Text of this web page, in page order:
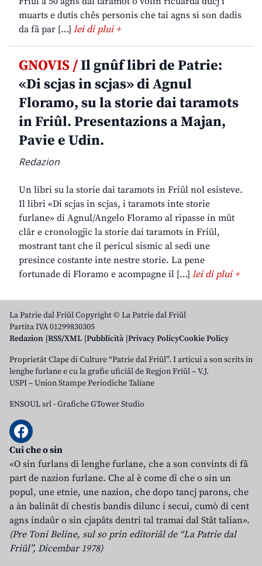
muarts e dutis chês personis che tai agns si son dadis
da fâ par […] lei di plui +
GNOVIS /Il gnûf libri de Patrie:
«Di scjas in scjas» di Agnul
Floramo, su la storie dai taramots
in Friûl. Presentazions a Majan,
Pavie e Udin.
Redazion
Un libri su la storie dai taramots in Friûl nol esisteve.
Il libri «Di scjas in scjas, i taramots inte storie
furlane» di Agnul/Angelo Floramo al ripasse in mût
clâr e cronologjic la storie dai taramots in Friûl,
mostrant tant che il pericul sismic al sedi une
presince costante inte nestre storie. La pene
fortunade di Floramo e acompagne il […] lei di plui +
La Patrie dal Friûl Copyright © La Patrie dal Friûl
Partita IVA 01299830305
Redazion RSS/XML Pubblicità Privacy PolicyCookie Policy
Proprietât Clape di Culture “Patrie dal Friûl”. I articui a son scrits in
lenghe furlane e cu la grafie uficiâl de Regjon Friûl – V.J.
USPI – Union Stampe Periodiche Taliane
ENSOUL srl-Grafiche GTower Studio
Cui che o sin
«O sin furlans di lenghe furlane, che a son convints di fâ
part de nazion furlane. Che al è come dî che o sin un
popul, une etnie, une nazion, che dopo tancj parons, che
a àn balinât di chestis bandis dilunc i secui, cumò di cent
agns indaûr o sin cjapâts dentri tal tramai dal Stât talian».
(Pre Toni Beline, sul so prin editoriâl de “La Patrie dal
Friûl”, Dicembar 1978)